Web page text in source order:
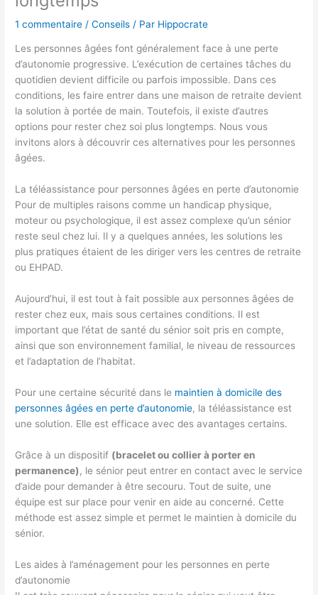
1 commentaire /Conseils / Par Hippocrate
Les personnes âgées font généralement face à une perte
d’autonomie progressive. L’exécution de certaines tâches du
quotidien devient difficile ou parfois impossible. Dans ces
conditions, les faire entrer dans une maison de retraite devient
la solution à portée de main. Toutefois, il existe d’autres
options pour rester chez soi plus longtemps. Nous vous
invitons alors à découvrir ces alternatives pour les personnes
âgées.
La téléassistance pour personnes âgées en perte d’autonomie
Pour de multiples raisons comme un handicap physique,
moteur ou psychologique, il est assez complexe qu’un sénior
reste seul chez lui. Il y a quelques années, les solutions les
plus pratiques étaient de les diriger vers les centres de retraite
ou EHPAD.
Aujourd’hui, il est tout à fait possible aux personnes âgées de
rester chez eux, mais sous certaines conditions. Il est
important que l’état de santé du sénior soit pris en compte,
ainsi que son environnement familial, le niveau de ressources
et l’adaptation de l’habitat.
Pour une certaine sécurité dans le maintien à domicile des
personnes âgées en perte d’autonomie, la téléassistance est
une solution. Elle est efficace avec des avantages certains.
Grâce à un dispositif (bracelet ou collier à porter en
permanence), le sénior peut entrer en contact avec le service
d’aide pour demander à être secouru. Tout de suite, une
équipe est sur place pour venir en aide au concerné. Cette
méthode est assez simple et permet le maintien à domicile du
sénior.
Les aides à l’aménagement pour les personnes en perte
d’autonomie